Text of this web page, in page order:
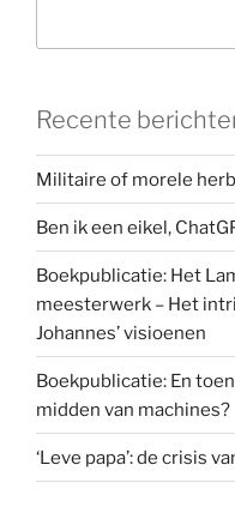
Recente
Militaire of morele
Ben ik een eikel,
Boekpublicatie: Het
meesterwerk – Het
Johannes’ visioenen
Boekpublicatie: En
midden van machines?
‘Leve papa’: de crisis